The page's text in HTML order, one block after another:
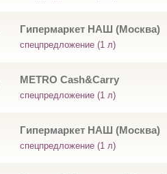
Гипермаркет НАШ (Москва)
спецпредложение (1 л)
METRO Cash&Carry
спецпредложение (1 л)
Гипермаркет НАШ (Москва)
спецпредложение (1 л)